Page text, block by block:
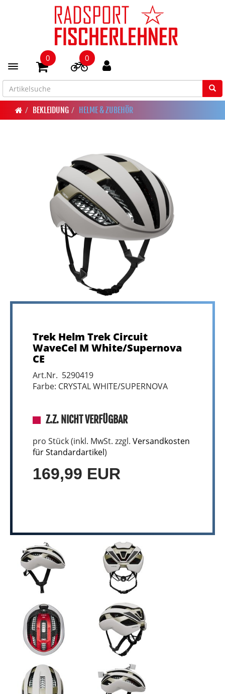
Toggle navigation
0 0
BEKLEIDUNG HELME & ZUBEHÖR
Trek Helm Trek Circuit
WaveCel M White/Supernova
CE
Art.Nr. 5290419
Farbe: CRYSTAL WHITE/SUPERNOVA
Z.Z. NICHT VERFÜGBAR
pro Stück (inkl. MwSt. zzgl. Versandkosten
für Standardartikel)
169,99 EUR